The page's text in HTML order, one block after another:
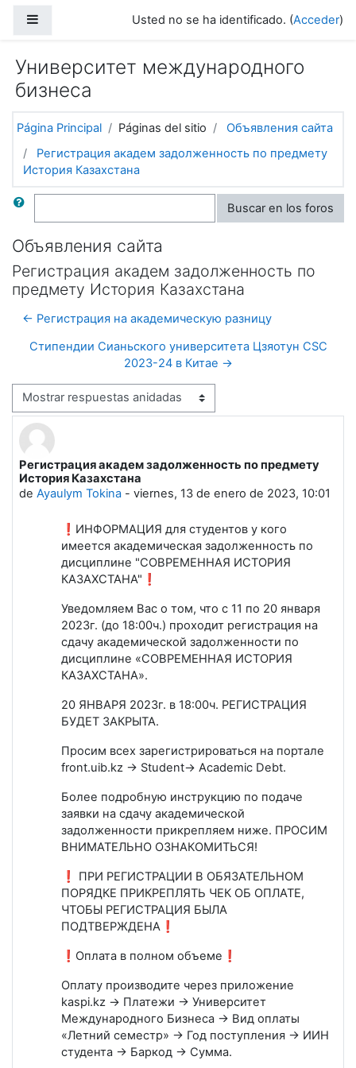
Usted no se ha identificado. (Acceder)
Университет международного
бизнеса
Página Principal Páginas del sitio
Объявления сайта
Регистрация академ задолженность по предмету
История Казахстана
Buscar Buscar en los foros
Объявления сайта
Регистрация академ задолженность по
предмету История Казахстана
← Регистрация на академическую разницу
Стипендии Сианьского университета Цзяотун CSC
2023-24 в Китае →
Mostrar modo
Регистрация академ задолженность по предмету
История Казахстана
de Ayaulym Tokina - viernes, 13 de enero de 2023, 10:01
Número de respuestas: 0
❗ИНФОРМАЦИЯ для студентов у кого
имеется академическая задолженность по
дисциплине "СОВРЕМЕННАЯ ИСТОРИЯ
КАЗАХСТАНА"❗
Уведомляем Вас о том, что с 11 по 20 января
2023г. (до 18:00ч.) проходит регистрация на
сдачу академической задолженности по
дисциплине «СОВРЕМЕННАЯ ИСТОРИЯ
КАЗАХСТАНА».
20 ЯНВАРЯ 2023г. в 18:00ч. РЕГИСТРАЦИЯ
БУДЕТ ЗАКРЫТА.
Просим всех зарегистрироваться на портале
front.uib.kz → Student→ Academic Debt.
Более подробную инструкцию по подаче
заявки на сдачу академической
задолженности прикрепляем ниже. ПРОСИМ
ВНИМАТЕЛЬНО ОЗНАКОМИТЬСЯ!
❗ ПРИ РЕГИСТРАЦИИ В ОБЯЗАТЕЛЬНОМ
ПОРЯДКЕ ПРИКРЕПЛЯТЬ ЧЕК ОБ ОПЛАТЕ,
ЧТОБЫ РЕГИСТРАЦИЯ БЫЛА
ПОДТВЕРЖДЕНА❗
❗Оплата в полном объеме❗
Оплату производите через приложение
kaspi.kz → Платежи → Университет
Международного Бизнеса → Вид оплаты
«Летний семестр» → Год поступления → ИИН
студента → Баркод → Сумма.